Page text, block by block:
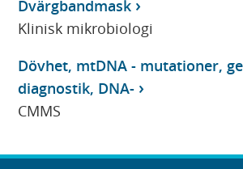
Dvärgbandmask
Klinisk mikrobiologi
Dövhet, mtDNA - mutationer,
diagnostik, DNA-
CMMS